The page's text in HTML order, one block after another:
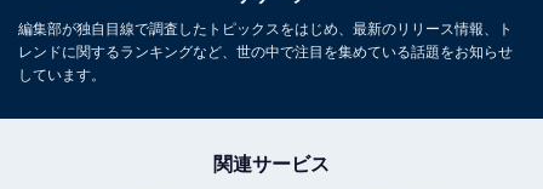
編集部が独自目線で調査したトピックスをはじめ、最新のリリース情報、ト
レンドに関するランキングなど、世の中で注目を集めている話題をお知らせ
しています。
関連サービス